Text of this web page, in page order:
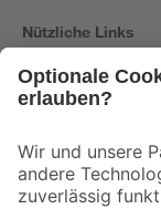
Nützliche Links
Der toom Newsletter:
Zur Newsletter